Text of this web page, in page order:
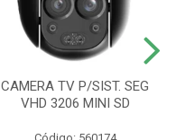
CAMERA TV P/SIST. SEG
VHD 3206 MINI SD